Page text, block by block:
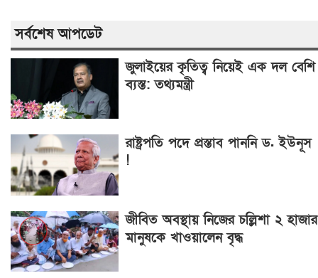
সর্বশেষ আপডেট
জুলাইয়ের কৃতিত্ব নিয়েই এক দল বেশি
ব্যস্ত: তথ্যমন্ত্রী
রাষ্ট্রপতি পদে প্রস্তাব পাননি ড. ইউনূস
!
জীবিত অবস্থায় নিজের চল্লিশা ২ হাজার
মানুষকে খাওয়ালেন বৃদ্ধ